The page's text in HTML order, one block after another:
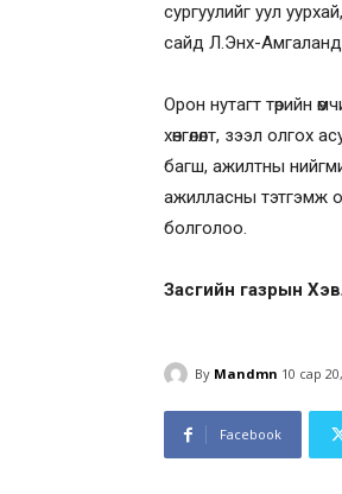
сургуулийг уул
сайд Л.Энх-
Орон нутагт төрийн
хөнгөлөлт, зээл олгох
багш, ажилтны
ажилласны тэтгэмж
болголоо.
Засгийн газрын
By Mandmn 10 сар
Facebook